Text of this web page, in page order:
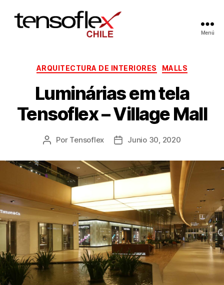
Menú
ARQUITECTURA DE INTERIORES MALLS
Luminárias em tela
Tensoflex – Village Mall
Por Tensoflex Junio 30, 2020